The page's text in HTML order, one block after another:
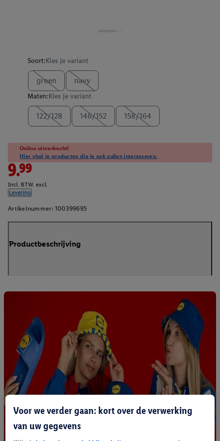
Soort:Kies je variant
groen navy
Maten:Kies je variant
122/128 146/152 158/164
Online uitverkocht!
Hier vind je producten die je ook zullen interesseren.
9.99
Incl. BTW. excl.
Levering
Artikelnummer: 100399695
Productbeschrijving
Voor we verder gaan: kort over de verwerking
van uw gegevens